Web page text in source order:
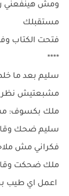
ومش هينفعني
مستقبلك
فتحت الكتاب
****
سليم بعد ما
مشبعتيش
ملك بكسوف:
سليم ضحك
فكراني مش
ملك ضحكت
اعمل اي طيب